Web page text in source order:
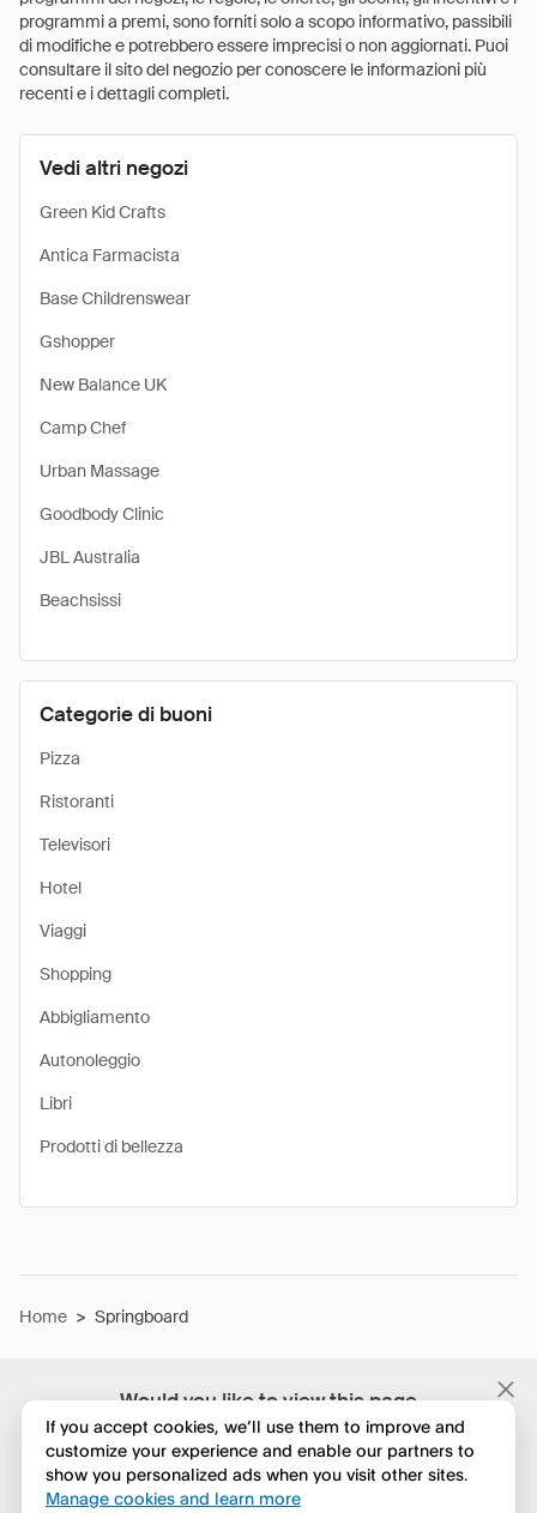
Would you like to view this page
in English?
No, continua a esplorare
programmi a premi, sono forniti solo a scopo informativo, passibili
di modifiche e potrebbero essere imprecisi o non aggiornati. Puoi
consultare il sito del negozio per conoscere le informazioni più
recenti e i dettagli completi.
Vedi altri negozi
Green Kid Crafts
Antica Farmacista
Base Childrenswear
Gshopper
New Balance UK
Camp Chef
Urban Massage
Goodbody Clinic
JBL Australia
Beachsissi
Categorie di buoni
Pizza
Ristoranti
Televisori
Hotel
Viaggi
Shopping
Abbigliamento
Autonoleggio
Libri
Prodotti di bellezza
Home > Springboard
If you accept cookies, we’ll use them to improve and
customize your experience and enable our partners to
show you personalized ads when you visit other sites.
Manage cookies and learn more